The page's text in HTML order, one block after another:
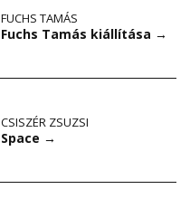
FUCHS TAMÁS
Fuchs Tamás kiállítása →
CSISZÉR ZSUZSI
Space →